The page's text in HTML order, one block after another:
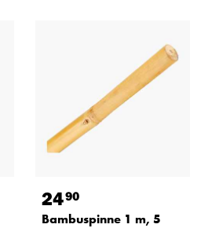
2490
Bambuspinne 1 m, 5